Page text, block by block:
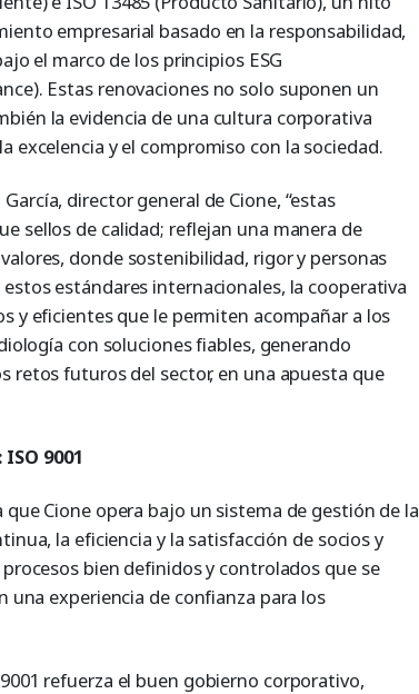
empresarial basado en la responsabilidad,
el marco de los principios ESG
Estas renovaciones no solo suponen un
la evidencia de una cultura corporativa
excelencia y el compromiso con la sociedad.
director general de Cione, “estas
sellos de calidad; reflejan una manera de
donde sostenibilidad, rigor y personas
estos estándares internacionales, la cooperativa
y eficientes que le permiten acompañar a los
con soluciones fiables, generando
retos futuros del sector, en una apuesta que
9001
Cione opera bajo un sistema de gestión de la
la eficiencia y la satisfacción de socios y
bien definidos y controlados que se
una experiencia de confianza para los
refuerza el buen gobierno corporativo,